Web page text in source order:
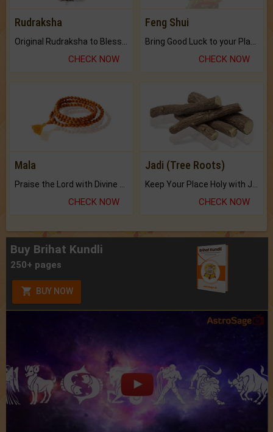
Rudraksha
CHECK NOW
Feng Shui
CHECK NOW
Mala
Praise the Lord with Divine Energies of Mala.
CHECK NOW
Jadi (Tree Roots)
Keep Your Place Holy with Jadi.
CHECK NOW
Buy Brihat Kundli
250+ pages
BUY NOW